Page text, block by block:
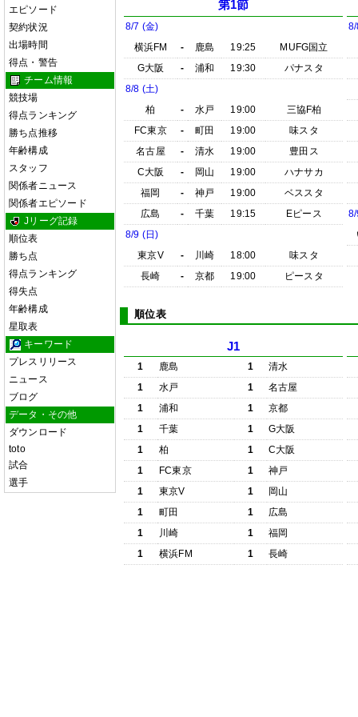
エピソード
契約状況
出場時間
得点・警告
チーム情報
競技場
得点ランキング
勝ち点推移
年齢構成
スタッフ
関係者ニュース
関係者エピソード
Jリーグ記録
順位表
勝ち点
得点ランキング
得失点
年齢構成
星取表
キーワード
プレスリリース
ニュース
ブログ
データ・その他
ダウンロード
toto
試合
選手
第1節
8/7 (金)
横浜FM
- 鹿島 19:25
MUFG国立
G大阪
- 浦和 19:30
パナスタ
8/8 (土)
柏
- 水戸 19:00
三協F柏
FC東京
- 町田 19:00
味スタ
名古屋
- 清水 19:00
豊田ス
C大阪
- 岡山 19:00
ハナサカ
福岡
- 神戸 19:00
ベススタ
広島
- 千葉 19:15
Eピース
8/9 (日)
東京V
- 川崎 18:00
味スタ
長崎
- 京都 19:00 ピースタ
順位表
J1
1 鹿島 1
清水
1
水戸 1
名古屋
1
浦和 1
京都
1
千葉 1
G大阪
1
柏 1
C大阪
1
FC東京 1
神戸
1
東京V 1
岡山
1
町田 1
広島
1
川崎 1
福岡
1
横浜FM 1 長崎